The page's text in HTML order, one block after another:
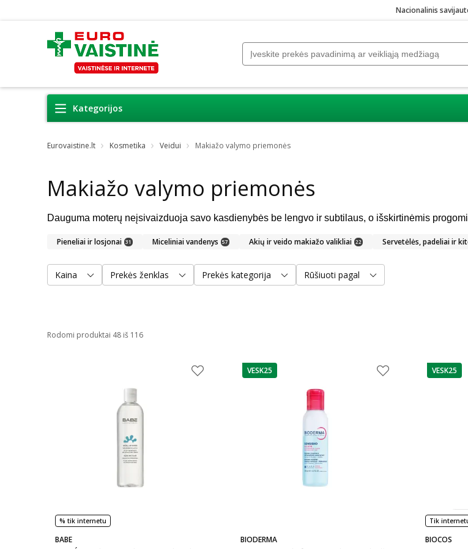
Nacionalinis
Kategorijos
Eurovaistine.lt Kosmetika Veidui Makiažo valymo priemonės
Makiažo valymo priemonės
Pieneliai ir losjonai 31 Miceliniai vandenys 57 Akių ir veido makiažo valikliai 22 Servetėlės, padeliai ir
Kaina Prekės ženklas Prekės kategorija Rūšiuoti pagal
Rodomi produktai 48 iš 116
% tik internetu
BABE
patarimas
VESK25
BIODERMA
patarimas
VESK25
Tik
BIOCOS